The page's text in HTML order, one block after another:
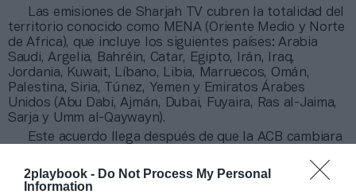
2playbook - Do Not Process My Personal
Information
Las emisiones de Sharjah TV cubren la totalidad del
territorio conocido como MENA (Oriente Medio y Norte
de Africa), que incluye los siguientes países: Arabia
Saudi, Argelia, Bahréin, Catar, Egipto, Irán, Iraq,
Jordania, Kuwait, Líbano, Libia, Marruecos, Omán,
Palestina, Siria, Túnez, Yemen y Emiratos Árabes
Unidos (Abu Dabi, Ajmán, Dubai, Fuyaira, Ras al-Jaima,
Sarja y Umm al-Qaywayn).
Este acuerdo llega después de que la ACB cambiara
DeporTV, que tomó el testigo de TNT Sports. En
España, la patronal de clubes de baloncesto ha